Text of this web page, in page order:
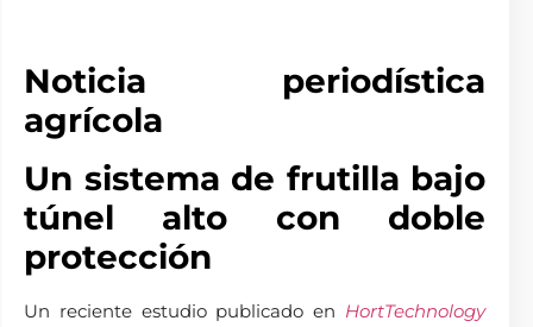
Noticia periodística
agrícola
Un sistema de frutilla bajo
túnel alto con doble
protección
Un reciente estudio publicado en HortTechnology